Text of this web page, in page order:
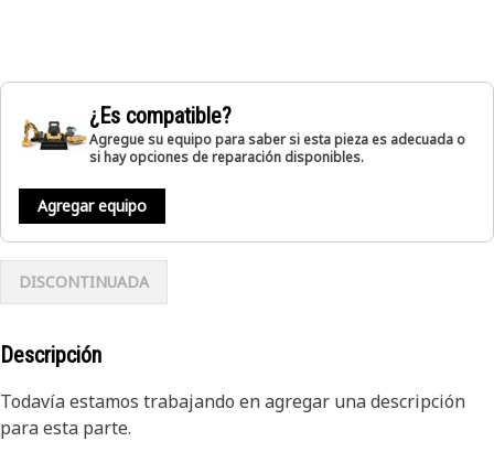
¿Es compatible?
Agregue su equipo para saber si esta pieza es adecuada o
si hay opciones de reparación disponibles.
Agregar equipo
DISCONTINUADA
Descripción
Todavía estamos trabajando en agregar una descripción
para esta parte.